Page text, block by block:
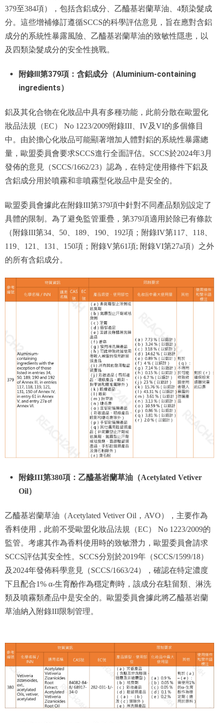
379至384項），包括含鋁成分、乙醯基岩蘭草油、4類染髮成
分。這些增補修訂遵循SCCS的科學評估意見，旨在應對含鋁
成分的系統性暴露風險、乙醯基岩蘭草油的致敏性隱患，以
及四類染髮成分的安全性挑戰。
附錄III第379項：含鋁成分（Aluminium-containing
ingredients）
鋁及其化合物在化妝品中具有多種功能，此前分散在歐盟化
妝品法規（EC） No 1223/2009附錄III、IV及VI的多個條目
中。由於擔心化妝品可能顯著增加人體對鋁的系統性暴露總
量，歐盟委員會要求SCCS進行全面評估。SCCS於2024年3月
發佈的意見（SCCS/1662/23）認為，在特定使用條件下鋁及
含鋁成分用於噴霧和非噴霧型化妝品中是安全的。
歐盟委員會據此在附錄III第379項中針對不同產品類別設定了
具體的限制。為了避免監管重疊，第379項適用於除已有條款
（附錄III第34、50、189、190、192項；附錄IV第117、118、
119、121、131、150項；附錄V第61項; 附錄VI第27a項）之外
的所有含鋁成分。
附錄III第380項：乙醯基岩蘭草油（Acetylated Vetiver
Oil）
乙醯基岩蘭草油（Acetylated Vetiver Oil，AVO），主要作為
香料使用，此前不受歐盟化妝品法規（EC） No 1223/2009的
監管。考慮其作為香料使用時的致敏潛力，歐盟委員會請求
SCCS評估其安全性。SCCS分別於2019年（SCCS/1599/18）
及2024年發佈科學意見（SCCS/1663/24），確認在特定濃度
下且配合1% α-生育酚作為穩定劑時，該成分在駐留類、淋洗
類及噴霧類產品中是安全的。歐盟委員會據此將乙醯基岩蘭
草油納入附錄III限制管理。